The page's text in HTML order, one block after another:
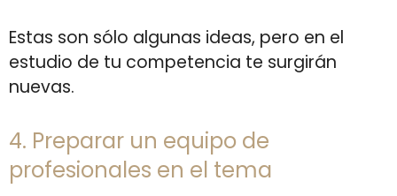
Estas son sólo algunas ideas, pero en el
estudio de tu competencia te surgirán
nuevas.
4. Preparar un equipo de
profesionales en el tema